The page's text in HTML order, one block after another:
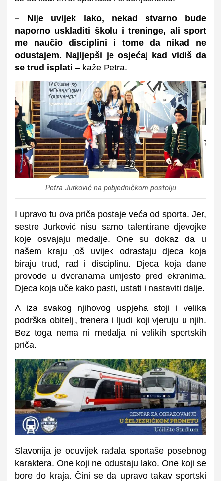
– Nije uvijek lako, nekad stvarno bude
naporno uskladiti školu i treninge, ali sport
me naučio disciplini i tome da nikad ne
odustajem. Najljepši je osjećaj kad vidiš da
se trud isplati – kaže Petra.
Petra Jurković na pobjedničkom postolju
I upravo tu ova priča postaje veća od sporta. Jer,
sestre Jurković nisu samo talentirane djevojke
koje osvajaju medalje. One su dokaz da u
našem kraju još uvijek odrastaju djeca koja
biraju trud, rad i disciplinu. Djeca koja dane
provode u dvoranama umjesto pred ekranima.
Djeca koja uče kako pasti, ustati i nastaviti dalje.
A iza svakog njihovog uspjeha stoji i velika
podrška obitelji, trenera i ljudi koji vjeruju u njih.
Bez toga nema ni medalja ni velikih sportskih
priča.
Slavonija je oduvijek rađala sportaše posebnog
karaktera. One koji ne odustaju lako. One koji se
bore do kraja. Čini se da upravo takav sportski